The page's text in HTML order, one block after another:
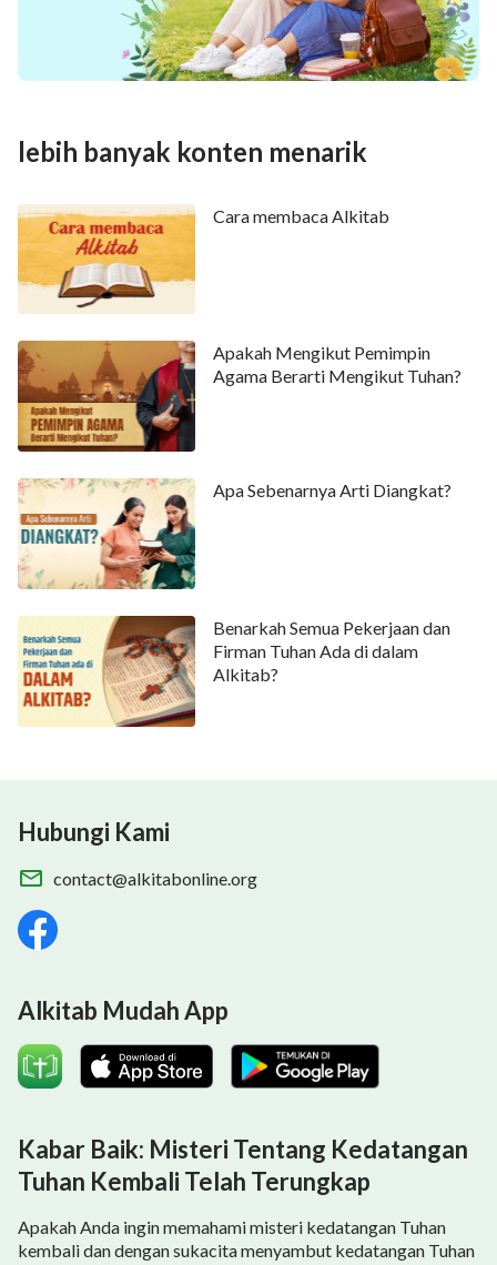
lebih banyak konten menarik
Cara membaca Alkitab
Apakah Mengikut Pemimpin
Agama Berarti Mengikut Tuhan?
Apa Sebenarnya Arti Diangkat?
Benarkah Semua Pekerjaan dan
Firman Tuhan Ada di dalam
Alkitab?
Hubungi Kami
contact@alkitabonline.org
Alkitab Mudah App
Kabar Baik: Misteri Tentang Kedatangan
Tuhan Kembali Telah Terungkap
Apakah Anda ingin memahami misteri kedatangan Tuhan
kembali dan dengan sukacita menyambut kedatangan Tuhan